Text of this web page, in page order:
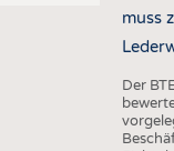
muss
Der